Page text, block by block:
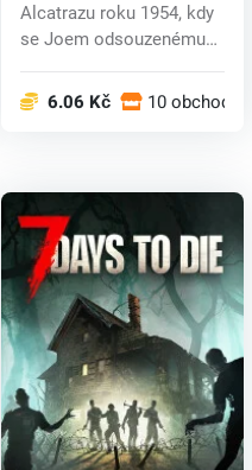
Alcatrazu roku 1954, kdy
se Joem odsouzenému
6.06 Kč 10